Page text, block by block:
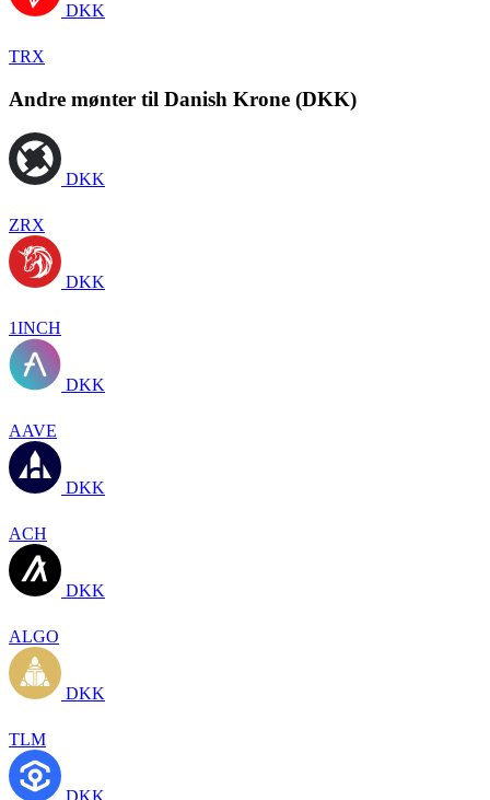
DKK
TRX
Andre mønter til Danish Krone (DKK)
DKK
ZRX
DKK
1INCH
DKK
AAVE
DKK
ACH
DKK
ALGO
DKK
TLM
DKK